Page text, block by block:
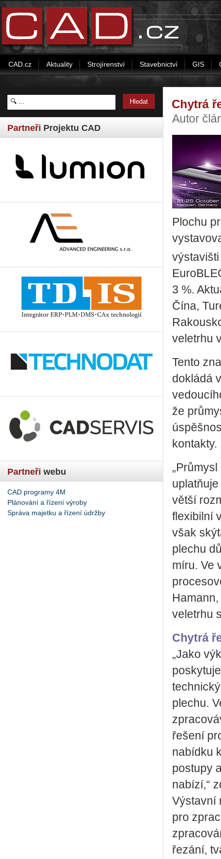
CAD.cz Aktuality Strojírenství Stavebnictví GIS
Partneři Projektu CAD
Partneři webu
CAD programy 4M
Plánování a řízení výroby
Správa majetku a řízení údržby
Chytrá
Autor
Plochu
3 %.
Čína,
veletrhu
Tento
dokládá
že
kontakty.
větší
flexibilní
však
plechu
míru. Ve
veletrhu
Chytrá
„Jako
plechu.
řešení
nabídku
postupy
nabízí,“
Výstavní
pro
řezání,